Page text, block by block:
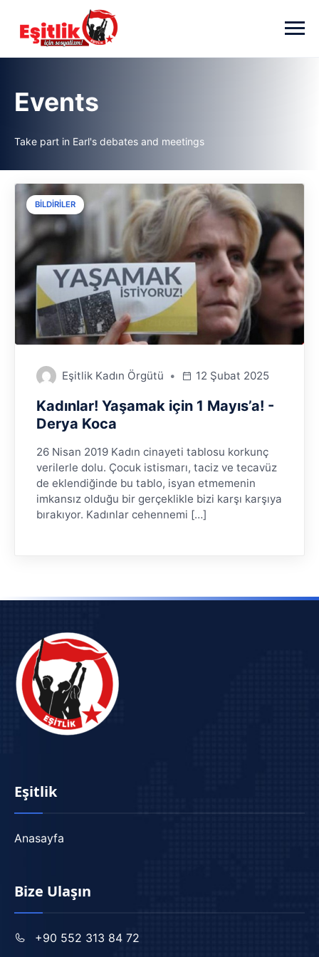
Skip to main content
Events
Take part in Earl's debates and meetings
BILDIRILER
Eşitlik Kadın Örgütü 12 Şubat 2025
Kadınlar! Yaşamak için 1 Mayıs’a! -
Derya Koca
26 Nisan 2019 Kadın cinayeti tablosu korkunç
verilerle dolu. Çocuk istismarı, taciz ve tecavüz
de eklendiğinde bu tablo, isyan etmemenin
imkansız olduğu bir gerçeklikle bizi karşı karşıya
bırakıyor. Kadınlar cehennemi […]
Eşitlik
Anasayfa
Bize Ulaşın
+90 552 313 84 72